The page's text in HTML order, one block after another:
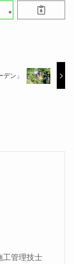
ン」
工管理技士